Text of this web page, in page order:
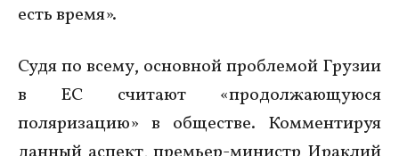
есть время».
Судя по всему, основной проблемой Грузии
в ЕС считают «продолжающуюся
поляризацию» в обществе. Комментируя